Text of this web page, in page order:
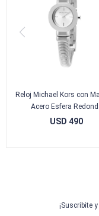
Reloj Michael Kors con
Acero Esfera
USD 490
¡Suscribite